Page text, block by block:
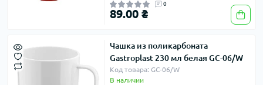
0
89.00 ₴
Чашка из поликарбоната
Gastroplast 230 мл белая GC-06/W
Код товара: GC-06/W
В наличии